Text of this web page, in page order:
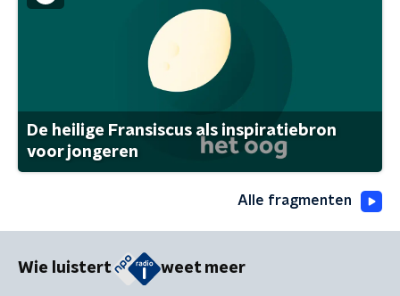
De heilige Fransiscus als inspiratiebron
voor jongeren
Alle fragmenten
Wie luistert weet meer